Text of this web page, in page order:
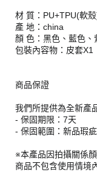
材 質：PU+TPU(軟
產 地：china
顏 色：黑色、藍色、
包裝內容物：皮套X1
商品保證
我們所提供為全新產
- 保固期限：7天
- 保固範圍：新品瑕疵
※本產品因拍攝關係
商品不包含使用情境